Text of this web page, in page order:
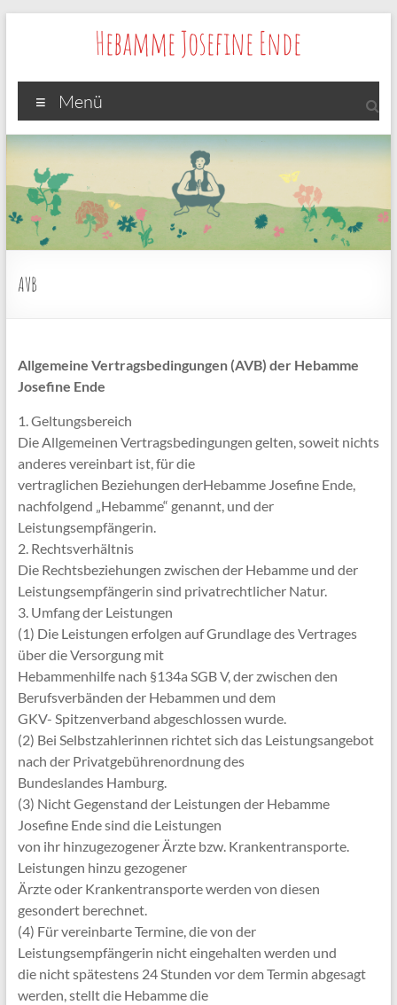
Hebamme Josefine Ende
Menü
AVB
Allgemeine Vertragsbedingungen (AVB) der Hebamme
Josefine Ende
1. Geltungsbereich
Die Allgemeinen Vertragsbedingungen gelten, soweit nichts
anderes vereinbart ist, für die
vertraglichen Beziehungen derHebamme Josefine Ende,
nachfolgend „Hebamme“ genannt, und der
Leistungsempfängerin.
2. Rechtsverhältnis
Die Rechtsbeziehungen zwischen der Hebamme und der
Leistungsempfängerin sind privatrechtlicher Natur.
3. Umfang der Leistungen
(1) Die Leistungen erfolgen auf Grundlage des Vertrages
über die Versorgung mit
Hebammenhilfe nach §134a SGB V, der zwischen den
Berufsverbänden der Hebammen und dem
GKV- Spitzenverband abgeschlossen wurde.
(2) Bei Selbstzahlerinnen richtet sich das Leistungsangebot
nach der Privatgebührenordnung des
Bundeslandes Hamburg.
(3) Nicht Gegenstand der Leistungen der Hebamme
Josefine Ende sind die Leistungen
von ihr hinzugezogener Ärzte bzw. Krankentransporte.
Leistungen hinzu gezogener
Ärzte oder Krankentransporte werden von diesen
gesondert berechnet.
(4) Für vereinbarte Termine, die von der
Leistungsempfängerin nicht eingehalten werden und
die nicht spätestens 24 Stunden vor dem Termin abgesagt
werden, stellt die Hebamme die